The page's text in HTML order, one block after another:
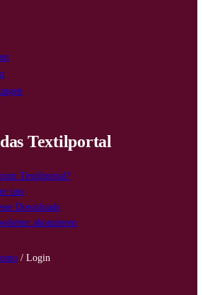
Textilportal
Textilportal?
uns
Downloads
abonnieren
/ Login